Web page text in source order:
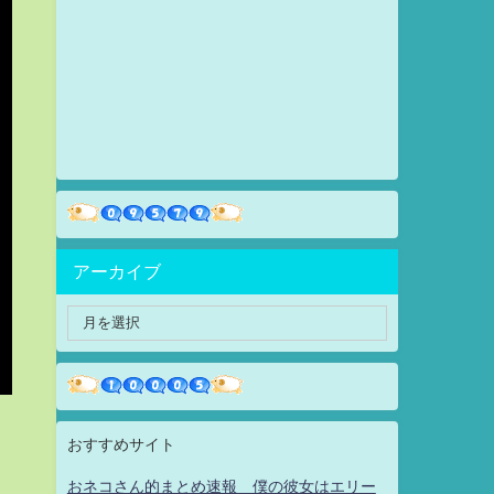
アーカイブ
おすすめサイト
おネコさん的まとめ速報 僕の彼女はエリー